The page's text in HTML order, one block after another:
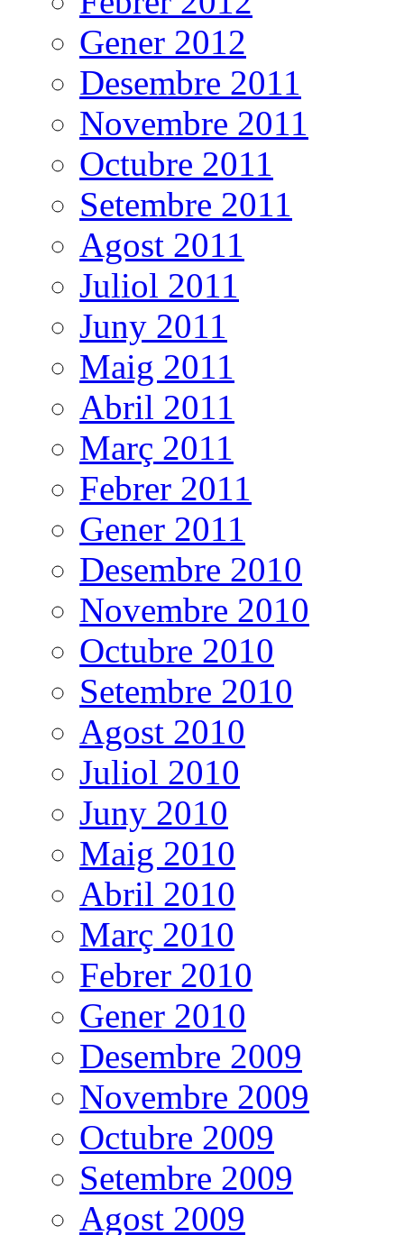
Gener 2012
Desembre 2011
Novembre 2011
Octubre 2011
Setembre 2011
Agost 2011
Juliol 2011
Juny 2011
Maig 2011
Abril 2011
Març 2011
Febrer 2011
Gener 2011
Desembre 2010
Novembre 2010
Octubre 2010
Setembre 2010
Agost 2010
Juliol 2010
Juny 2010
Maig 2010
Abril 2010
Març 2010
Febrer 2010
Gener 2010
Desembre 2009
Novembre 2009
Octubre 2009
Setembre 2009
Agost 2009